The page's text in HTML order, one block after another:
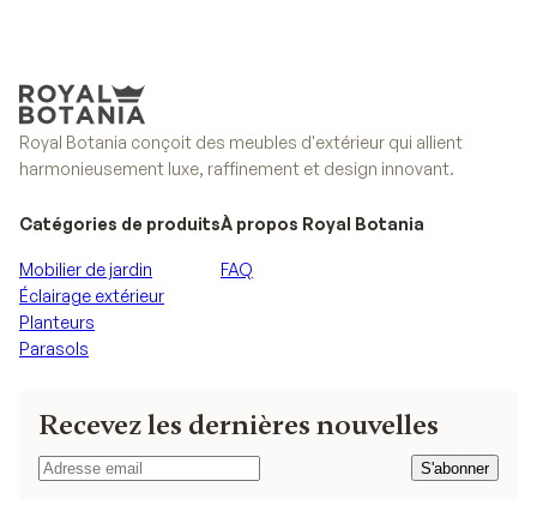
Royal Botania conçoit des meubles d'extérieur qui allient
harmonieusement luxe, raffinement et design innovant.
Recevez les dernières nouvelles
S'abonner
S'abonner
Catégories de produits
Mobilier de jardin
Éclairage extérieur
Planteurs
Parasols
À propos Royal Botania
FAQ